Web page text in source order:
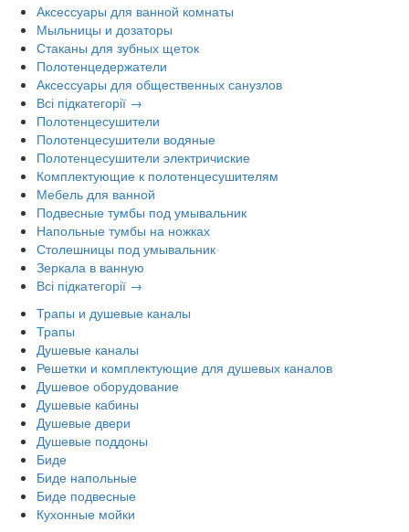
Аксессуары для ванной комнаты
Мыльницы и дозаторы
Стаканы для зубных щеток
Полотенцедержатели
Аксессуары для общественных санузлов
Всі підкатегорії →
Полотенцесушители
Полотенцесушители водяные
Полотенцесушители электричиские
Комплектующие к полотенцесушителям
Мебель для ванной
Подвесные тумбы под умывальник
Напольные тумбы на ножках
Столешницы под умывальник
Зеркала в ванную
Всі підкатегорії →
Трапы и душевые каналы
Трапы
Душевые каналы
Решетки и комплектующие для душевых каналов
Душевое оборудование
Душевые кабины
Душевые двери
Душевые поддоны
Биде
Биде напольные
Биде подвесные
Кухонные мойки